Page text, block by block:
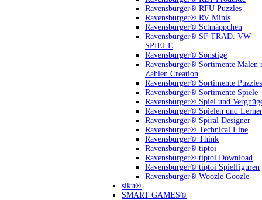
Ravensburger® RFU Puzzles
Ravensburger® RV Minis
Ravensburger® Schnäppchen
Ravensburger® SF TRAD. VW
SPIELE
Ravensburger® Sonstige
Ravensburger® Sortimente Malen
Zahlen Creation
Ravensburger® Sortimente Puzzles
Ravensburger® Sortimente Spiele
Ravensburger® Spiel und
Ravensburger® Spielen und
Ravensburger® Spiral Designer
Ravensburger® Technical Line
Ravensburger® Think
Ravensburger® tiptoi
Ravensburger® tiptoi Download
Ravensburger® tiptoi Spielfiguren
Ravensburger® Woozle Goozle
siku®
SMART GAMES®